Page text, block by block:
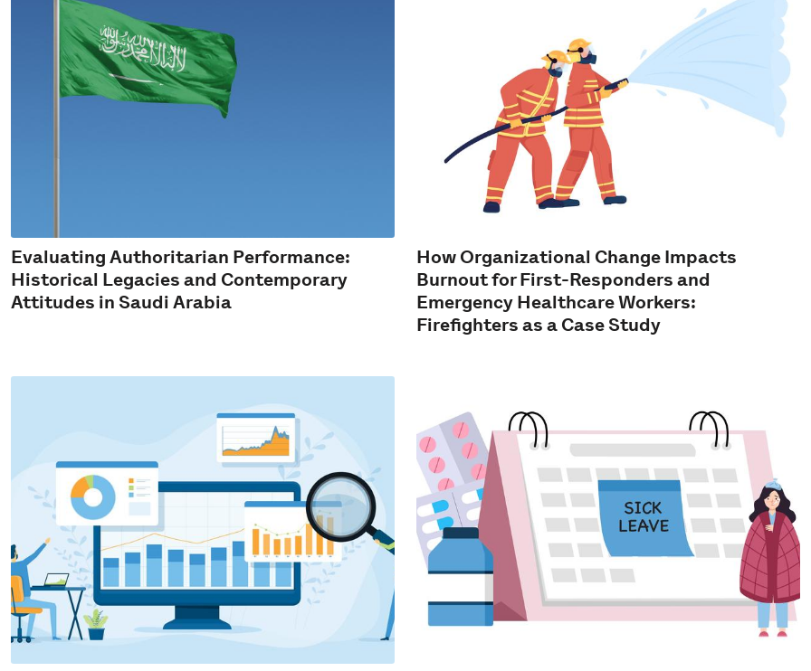
Evaluating Authoritarian Performance:
Historical Legacies and Contemporary
Attitudes in Saudi Arabia
How Organizational Change Impacts
Burnout for First-Responders and
Emergency Healthcare Workers:
Firefighters as a Case Study